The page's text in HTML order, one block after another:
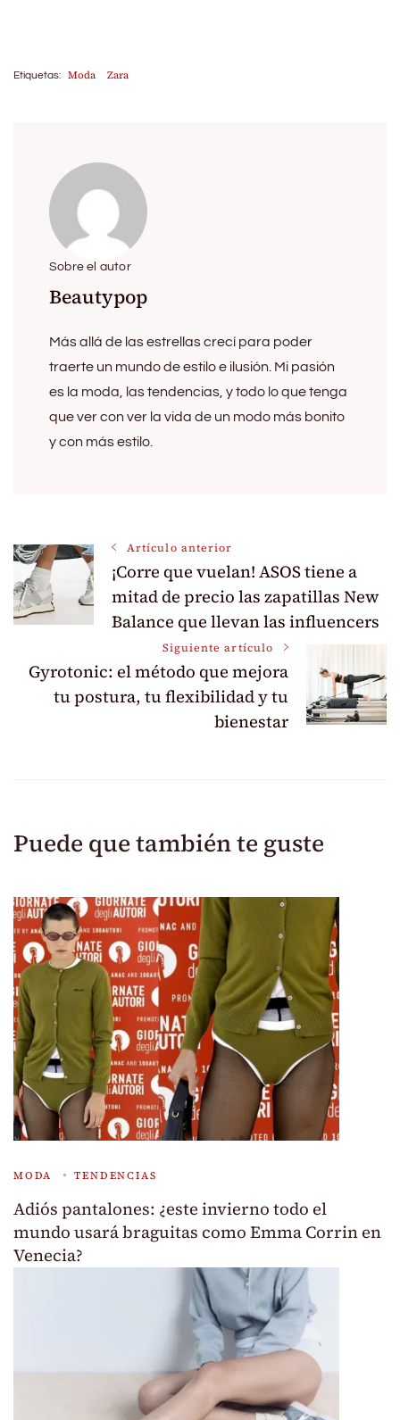
Etiquetas: Moda Zara
Sobre el autor
Beautypop
Más allá de las estrellas crecí para poder
traerte un mundo de estilo e ilusión. Mi pasión
es la moda, las tendencias, y todo lo que tenga
que ver con ver la vida de un modo más bonito
y con más estilo.
Navegación
de
entradas
Artículo anterior
¡Corre que vuelan! ASOS tiene a
mitad de precio las zapatillas New
Balance que llevan las influencers
Siguiente artículo
Gyrotonic: el método que mejora
tu postura, tu flexibilidad y tu
bienestar
Puede que también te guste
MODA TENDENCIAS
Adiós pantalones: ¿este invierno todo el
mundo usará braguitas como Emma Corrin en
Venecia?